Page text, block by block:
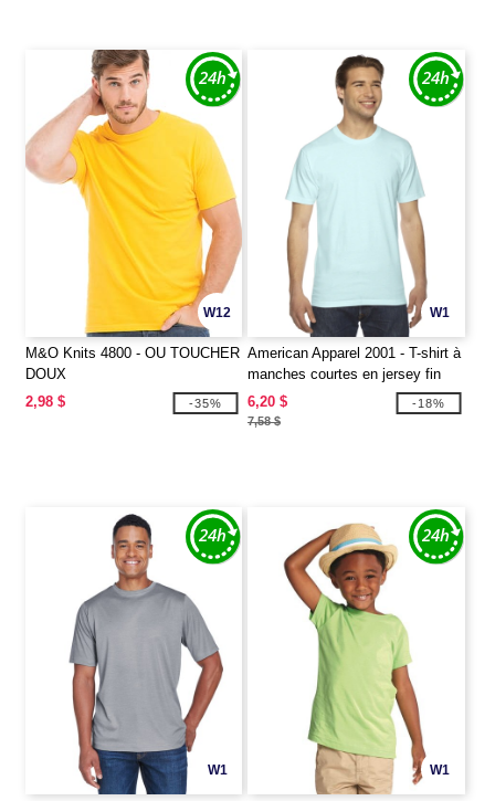
W12
M&O Knits 4800 - OU TOUCHER
DOUX
2,98 $
-35%
W1
American Apparel 2001 - T-shirt à
manches courtes en jersey fin
6,20 $
7,58 $
-18%
W1 W1